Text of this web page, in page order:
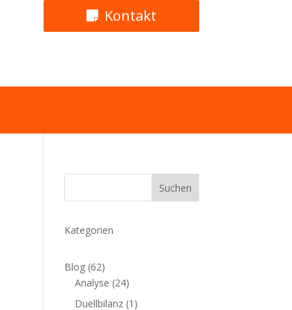
Kontakt
Suchen
Kategorien
Blog (62)
Analyse (24)
Duellbilanz (1)